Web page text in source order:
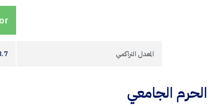
المعدل التراكمي
الحرم الجامعي